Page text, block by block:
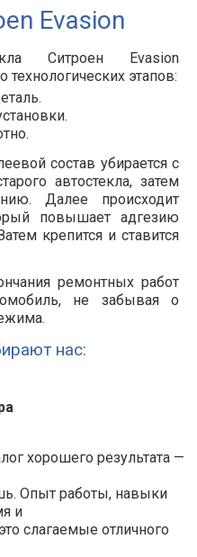
Evasion
Ситроен Evasion
технологических этапов:
состав убирается с
автостекла, затем
Далее происходит
повышает адгезию
крепится и ставится
ремонтных работ
не забывая о
нас:
хорошего результата —
Опыт работы, навыки
и
слагаемые отличного